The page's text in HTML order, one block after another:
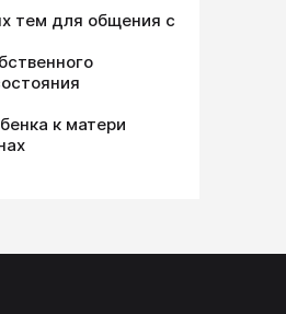
тем для общения с
к матери